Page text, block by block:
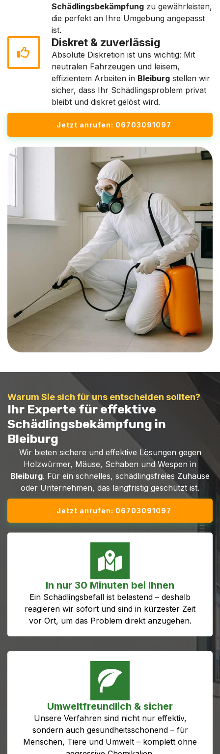
Schädlingsbekämpfung zu gewährleisten,
die perfekt an Ihre Umgebung angepasst
ist.
Diskret & zuverlässig
Absolute Diskretion ist uns wichtig: Mit
neutralen Fahrzeugen und leisem,
effizientem Arbeiten in Bleiburg stellen wir
sicher, dass Ihr Schädlingsproblem privat
bleibt und diskret gelöst wird.
Jetzt anrufen: 06703091097
Warum Sie sich für uns entscheiden sollten?
Ihr Experte für effektive
Schädlingsbekämpfung in
Bleiburg
Wir bieten sichere und effektive Lösungen gegen
Holzwürmer, Mäuse, Schaben und Wespen in
Bleiburg. Für ein schnelles, schädlingsfreies Zuhause
oder Unternehmen, das langfristig geschützt ist.
Jetzt anrufen: 06703091097
In nur 30 Minuten bei Ihnen
Ein Schädlingsbefall ist belastend – deshalb
reagieren wir sofort und sind in kürzester Zeit
vor Ort, um das Problem direkt anzugehen.
Umweltfreundlich & sicher
Unsere Verfahren sind nicht nur effektiv,
sondern auch gesundheitsschonend – für
Menschen, Tiere und Umwelt – komplett ohne